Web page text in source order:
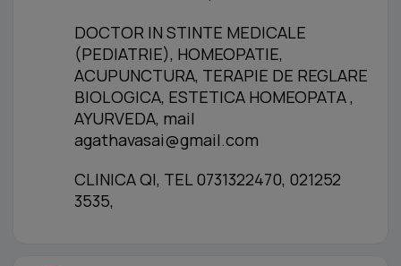
DOCTOR IN STINTE MEDICALE
(PEDIATRIE), HOMEOPATIE,
ACUPUNCTURA, TERAPIE DE REGLARE
BIOLOGICA, ESTETICA HOMEOPATA ,
AYURVEDA, mail
agathavasai@gmail.com
CLINICA QI, TEL 0731322470, 021252
3535,